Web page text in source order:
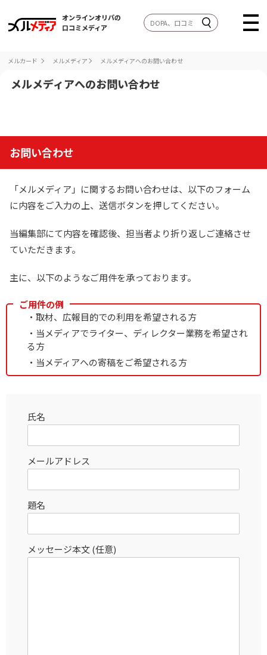
オンラインオリパの
口コミメディア
メルカード メルメディア メルメディアへのお問い合わせ
メルメディアへのお問い合わせ
お問い合わせ
「メルメディア」に関するお問い合わせは、以下のフォーム
に内容をご入力の上、送信ボタンを押してください。
当編集部にて内容を確認後、担当者より折り返しご連絡させ
ていただきます。
主に、以下のようなご用件を承っております。
ご用件の例
・取材、広報目的での利用を希望される方
・当メディアでライター、ディレクター業務を希望され
る方
・当メディアへの寄稿をご希望される方
氏名
メールアドレス
題名
メッセージ本文 (任意)